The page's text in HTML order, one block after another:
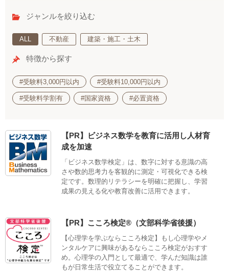
ジャンルを絞り込む
ALL 不動産 建築・施工・土木
特徴から探す
#受験料3,000円以内 #受験料10,000円以内
#受験料学割有 #国家資格 #必置資格
【PR】ビジネス数学を教育に活用し人材育
成を加速
「ビジネス数学検定」は、数字に対する意識の高
さや数的思考力を客観的に測定・可視化できる検
定です。数理的リテラシーを明確に把握し、学習
成果の見える化や教育改善に活用できます。
【PR】こころ検定®（文部科学省後援）
【心理学を学ぶならこころ検定】もし心理学やメ
ンタルケアに興味があるならこころ検定がおすす
め。心理学の入門として最適で、学んだ知識は誰
もが日常生活で役立てることができます。